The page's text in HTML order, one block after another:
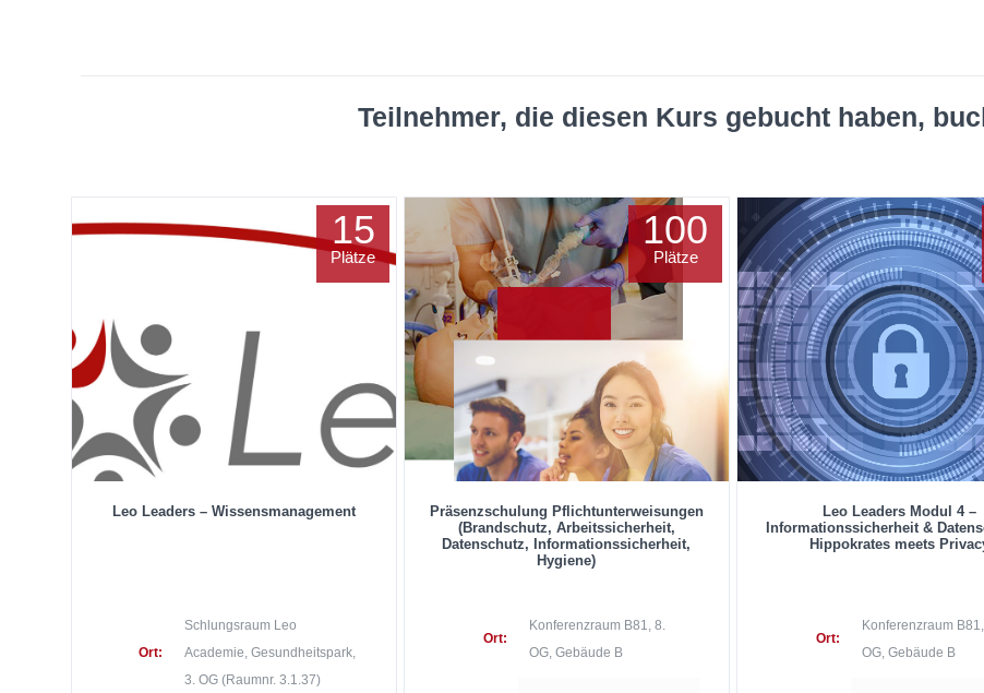
Teilnehmer, die diesen Kurs gebucht haben,
Leo Leaders – Wissensmanagement
Ort:
Schlungsraum Leo
Academie, Gesundheitspark,
3. OG (Raumnr. 3.1.37)
15
Plätze
Präsenzschulung Pflichtunterweisungen
(Brandschutz, Arbeitssicherheit,
Datenschutz, Informationssicherheit,
Hygiene)
Ort:
Konferenzraum B81, 8.
OG, Gebäude B
100
Plätze
Leo Leaders Modul 4 –
Informationssicherheit &
Hippokrates meets
Ort:
Konferenzraum
OG, Gebäude B